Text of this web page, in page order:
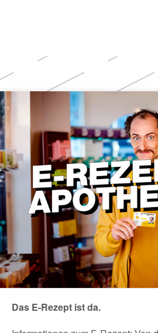
Weitere
Themen
Das E-Rezept ist da.